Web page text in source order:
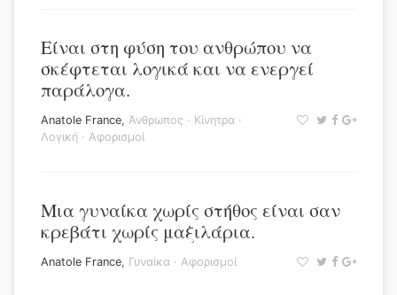
Είναι στη φύση του ανθρώπου να
σκέφτεται λογικά και να ενεργεί
παράλογα.
Anatole France, Άνθρωπος · Κίνητρα ·
Λογική · Αφορισμοί
Μια γυναίκα χωρίς στήθος είναι σαν
κρεβάτι χωρίς μαξιλάρια.
Anatole France, Γυναίκα · Αφορισμοί